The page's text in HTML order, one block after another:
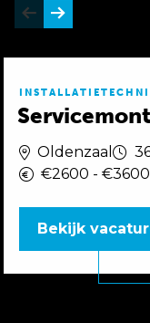
Oldenzaal
€2600 -
Bekijk